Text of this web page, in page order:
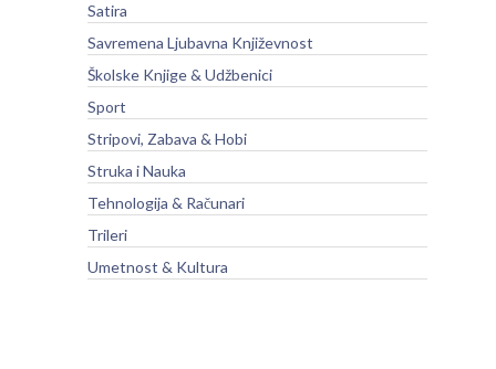
Satira
Savremena Ljubavna Književnost
Školske Knjige & Udžbenici
Sport
Stripovi, Zabava & Hobi
Struka i Nauka
Tehnologija & Računari
Trileri
Umetnost & Kultura